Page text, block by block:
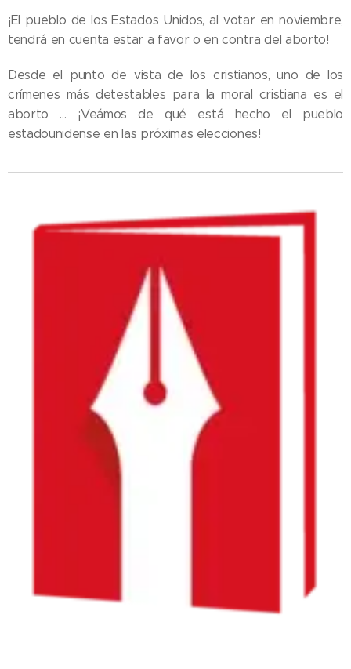
¡El pueblo de los Estados Unidos, al votar en noviembre,
tendrá en cuenta estar a favor o en contra del aborto!
Desde el punto de vista de los cristianos, uno de los
crímenes más detestables para la moral cristiana es el
aborto … ¡Veámos de qué está hecho el pueblo
estadounidense en las próximas elecciones!